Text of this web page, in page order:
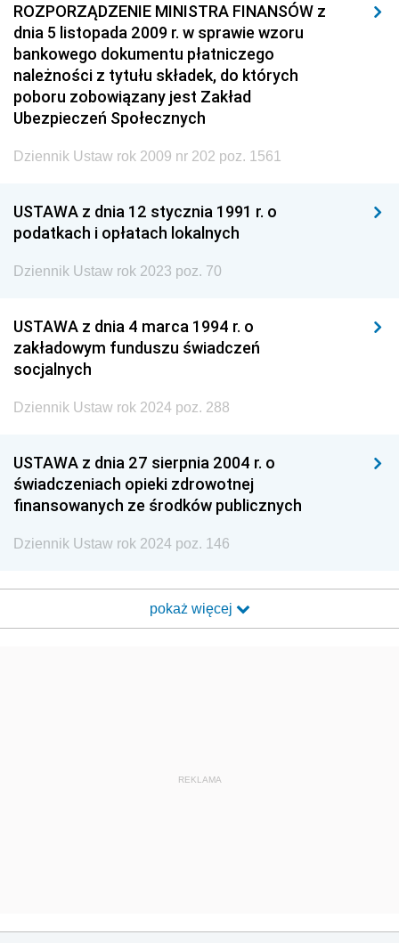
ROZPORZĄDZENIE MINISTRA FINANSÓW z
dnia 5 listopada 2009 r. w sprawie wzoru
bankowego dokumentu płatniczego
należności z tytułu składek, do których
poboru zobowiązany jest Zakład
Ubezpieczeń Społecznych
Dziennik Ustaw rok 2009 nr 202 poz. 1561
USTAWA z dnia 12 stycznia 1991 r. o
podatkach i opłatach lokalnych
Dziennik Ustaw rok 2023 poz. 70
USTAWA z dnia 4 marca 1994 r. o
zakładowym funduszu świadczeń
socjalnych
Dziennik Ustaw rok 2024 poz. 288
USTAWA z dnia 27 sierpnia 2004 r. o
świadczeniach opieki zdrowotnej
finansowanych ze środków publicznych
Dziennik Ustaw rok 2024 poz. 146
pokaż więcej
REKLAMA